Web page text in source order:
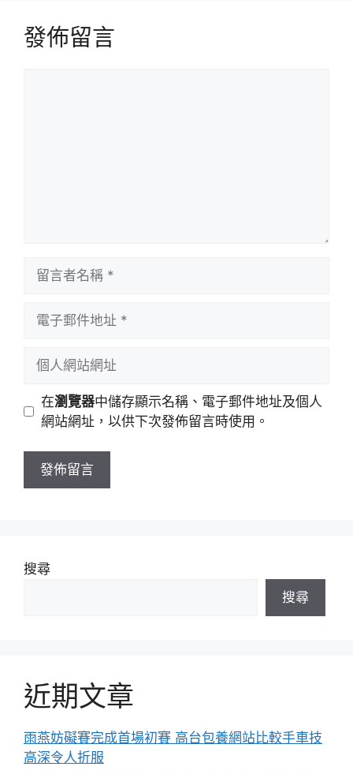
發佈留言
址
站
址
在瀏覽器中儲存顯示名稱、電子郵件地址及個人
網站網址，以供下次發佈留言時使用。
搜尋
搜尋
近期文章
雨燕妨礙賽完成首場初賽 高台包養網站比較手車技
高深令人折服